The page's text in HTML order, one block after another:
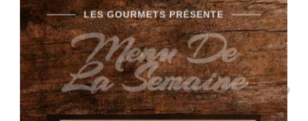
Vous préparez un événement?
LES GOURMETS PRÉSENTE
Menu De
La Semaine